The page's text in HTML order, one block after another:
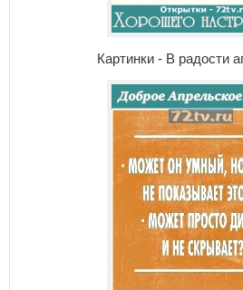
Картинки - В радости